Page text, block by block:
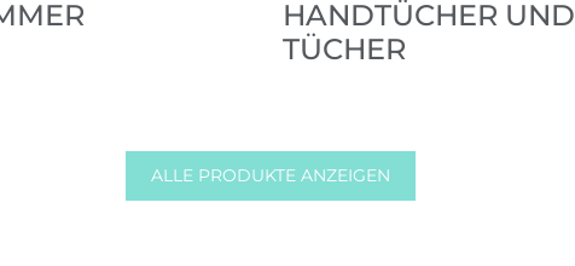
HANDTÜCHER UND
TÜCHER
ALLE PRODUKTE ANZEIGEN